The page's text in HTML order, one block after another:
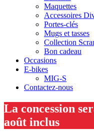
Maquettes
Accessoires
Portes-clés
Mugs et tasses
Collection
Bon cadeau
Occasions
E-bikes
MIG-S
Contactez-nous
La concession
août inclus